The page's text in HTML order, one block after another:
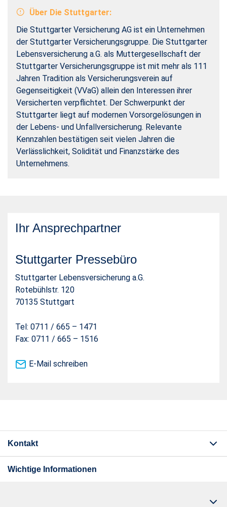
Über Die Stuttgarter:
Die Stuttgarter Versicherung AG ist ein Unternehmen
der Stuttgarter Versicherungsgruppe. Die Stuttgarter
Lebensversicherung a.G. als Muttergesellschaft der
Stuttgarter Versicherungsgruppe ist mit mehr als 111
Jahren Tradition als Versicherungsverein auf
Gegenseitigkeit (VVaG) allein den Interessen ihrer
Versicherten verpflichtet. Der Schwerpunkt der
Stuttgarter liegt auf modernen Vorsorgelösungen in
der Lebens- und Unfallversicherung. Relevante
Kennzahlen bestätigen seit vielen Jahren die
Verlässlichkeit, Solidität und Finanzstärke des
Unternehmens.
Ihr Ansprechpartner
Stuttgarter Pressebüro
Stuttgarter Lebensversicherung a.G.
Rotebühlstr. 120
70135 Stuttgart
Tel: 0711 / 665 – 1471
Fax: 0711 / 665 – 1516
E-Mail schreiben
Kontakt
Wichtige Informationen